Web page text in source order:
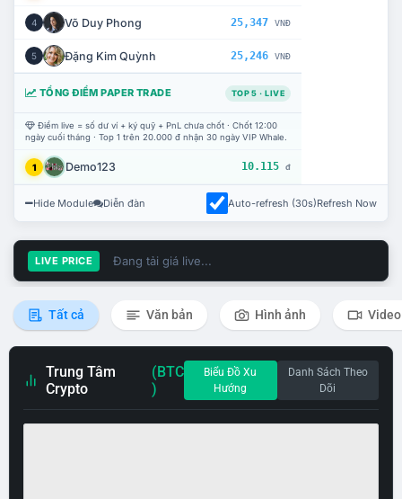
4 Võ Duy Phong 25,347 VNĐ
5 Đặng Kim Quỳnh 25,246 VNĐ
TỔNG ĐIỂM PAPER TRADE TOP 5 · LIVE
Điểm live = số dư ví + ký quỹ + PnL chưa chốt · Chốt 12:00
ngày cuối tháng · Top 1 trên 20.000 đ nhận 30 ngày VIP Whale.
1 Demo123 10.115 đ
Hide Module Diễn đàn Auto-refresh (30s)Refresh Now
LIVE PRICE Đang tải giá live...
Tất cả Văn bản Hình ảnh Video
Trung Tâm
Crypto
(BTC
)
Biểu Đồ Xu
Hướng
Danh Sách Theo
Dõi